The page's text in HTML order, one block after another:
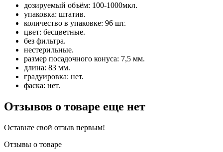
дозируемый объём: 100-1000мкл.
упаковка: штатив.
количество в упаковке: 96 шт.
цвет: бесцветные.
без фильтра.
нестерильные.
размер посадочного конуса: 7,5 мм.
длина: 83 мм.
градуировка: нет.
фаска: нет.
Отзывов о товаре еще нет
Оставьте свой отзыв первым!
Отзывы о товаре